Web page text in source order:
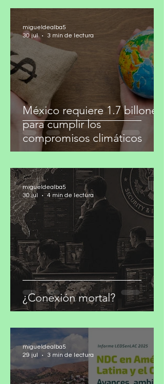
México requiere 1.7 billones
para cumplir los
migueldealba5
30 jul
3 min de lectura
migueldealba5
30 jul
4 min de lectura
migueldealba5
29 jul
3 min de lectura